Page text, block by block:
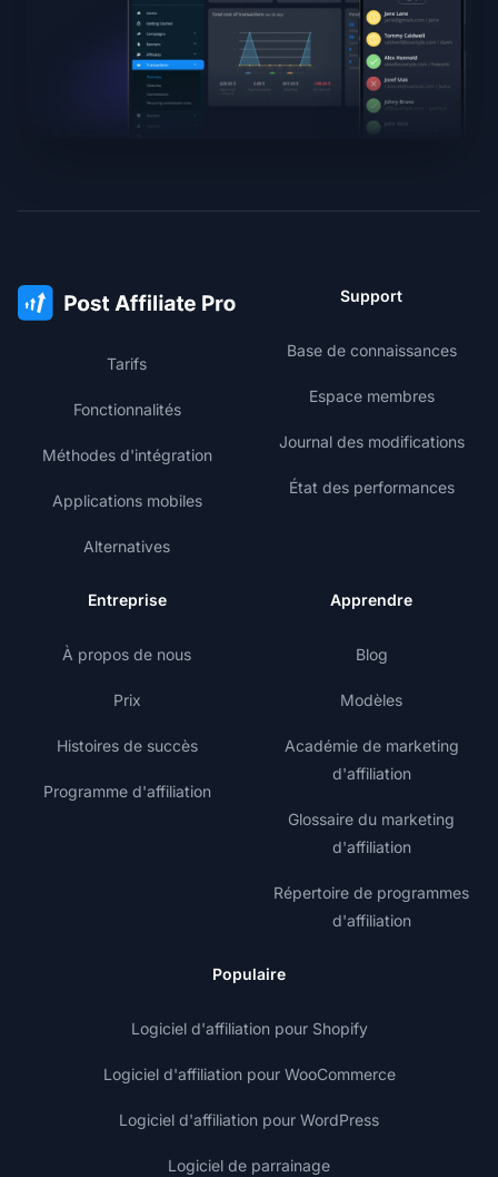
Tarifs
Fonctionnalités
Méthodes d'intégration
Applications mobiles
Alternatives
Support
Base de connaissances
Espace membres
Journal des modifications
État des performances
Entreprise
À propos de nous
Prix
Histoires de succès
Programme d'affiliation
Apprendre
Blog
Modèles
Académie de marketing
d'affiliation
Glossaire du marketing
d'affiliation
Répertoire de programmes
d'affiliation
Populaire
Logiciel d'affiliation pour Shopify
Logiciel d'affiliation pour WooCommerce
Logiciel d'affiliation pour WordPress
Logiciel de parrainage